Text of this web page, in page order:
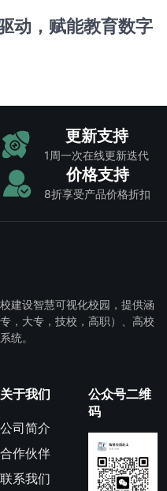
动，赋能教育数字
更新支持
1周一次在线更新迭代
价格支持
8折享受产品价格折扣
建设智慧可视化校园，提供涵
，大专，技校，高职）、高校
统。
关于我们
公司简介
合作伙伴
联系我们
公众号二维
码